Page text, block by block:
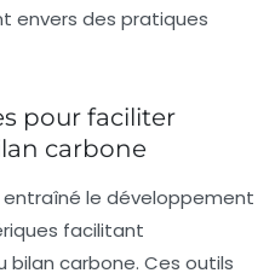
envers des pratiques
pour faciliter
carbone
le développement
facilitant
bilan carbone. Ces outils